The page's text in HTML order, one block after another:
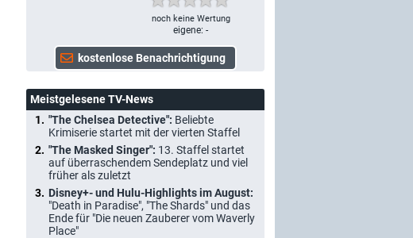
noch keine Wertung
eigene: -
Meistgelesene TV-News
"The Chelsea Detective": Beliebte
Krimiserie startet mit der vierten Staffel
"The Masked Singer": 13. Staffel startet
auf überraschendem Sendeplatz und viel
früher als zuletzt
Disney+- und Hulu-Highlights im August:
"Death in Paradise", "The Shards" und das
Ende für "Die neuen Zauberer vom Waverly
Place"